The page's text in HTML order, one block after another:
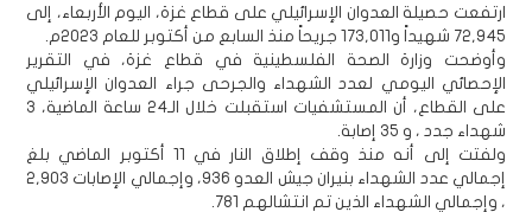
ارتفعت حصيلة العدوان الإسرائيلي على قطاع غزة، اليوم الأربعاء، إلى
72,945 شهيداً و173,011 جريحاً منذ السابع من أكتوبر للعام 2023م.
وأوضحت وزارة الصحة الفلسطينية في قطاع غزة، في التقرير
الإحصائي اليومي لعدد الشهداء والجرحى جراء العدوان الإسرائيلي
على القطاع، أن المستشفيات استقبلت خلال الـ24 ساعة الماضية، 3
شهداء جدد ، و 35 إصابة.
ولفتت إلى أنه منذ وقف إطلاق النار في 11 أكتوبر الماضي بلغ
إجمالي عدد الشهداء بنيران جيش العدو 936، وإجمالي الإصابات 2,903
، وإجمالي الشهداء الذين تم انتشالهم 781.